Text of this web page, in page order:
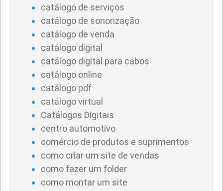
catálogo de serviços
catálogo de sonorização
catálogo de venda
catálogo digital
catálogo digital para cabos
catálogo online
catálogo pdf
catálogo virtual
Catálogos Digitais
centro automotivo
comércio de produtos e suprimentos
como criar um site de vendas
como fazer um folder
como montar um site